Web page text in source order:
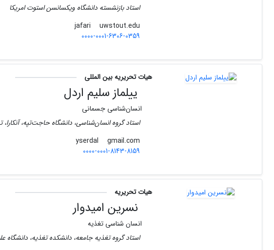
استاد بازنشسته دانشگاه ویکسانسن استوت امریکا
uwstout.edu
0000-0001-6306-0359
هیات تحریریه بین المللی
ییلماز سلیم اردل
انسان‌شناسی جسمانی
استاد گروه انسان‌شناسی، دانشگاه حاجت‌تپه، آنکارا،
gmail.com
0000-0001-8143-8159
هیات تحریریه
نسرین امیدوار
انسان شناسی تغذیه
استاد گروه تغذیه جامعه، دانشکده تغذیه،